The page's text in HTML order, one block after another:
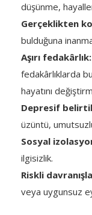
düşünme,
Gerçeklikten
bulduğuna
Aşırı fedakârlık:
fedakârlıklarda
hayatını
Depresif
üzüntü,
Sosyal
ilgisizlik.
Riskli
veya uygunsuz